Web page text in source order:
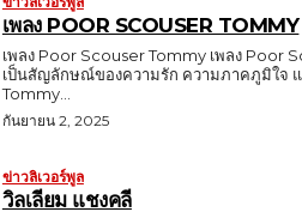
เพลง POOR SCOUSER TOMMY
เพลง Poor Scouser Tommy เพลง Poor
เป็นสัญลักษณ์ของความรัก ความภาคภูมิใจ
Tommy...
กันยายน 2, 2025
ข่าวลิเวอร์พูล
วิลเลียม แชงคลี